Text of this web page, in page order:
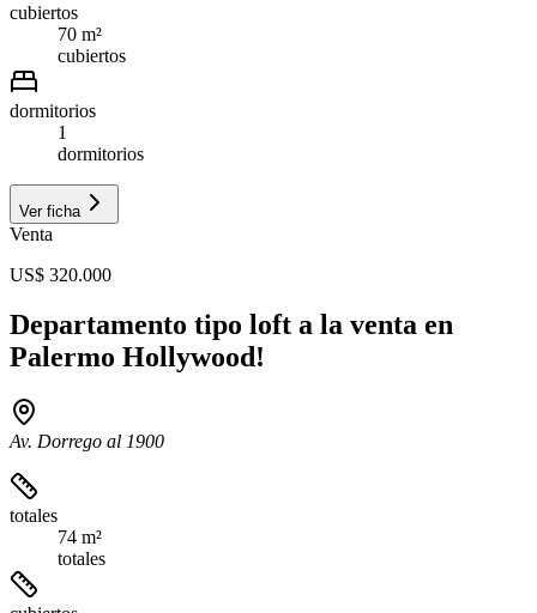
cubiertos
70 m²
cubiertos
dormitorios
1
dormitorios
Ver ficha
Venta
US$ 320.000
Departamento tipo loft a la venta en
Palermo Hollywood!
Av. Dorrego al 1900
totales
74 m²
totales